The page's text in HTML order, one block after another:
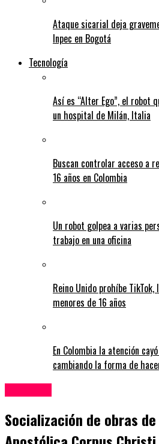
Ataque sicarial deja
Inpec en Bogotá
Tecnología
Así es “Alter Ego”, el robot
un hospital de Milán, Italia
Buscan controlar acceso a
16 años en Colombia
Un robot golpea a varias
trabajo en una oficina
Reino Unido prohíbe TikTok,
menores de 16 años
En Colombia la atención
cambiando la forma de
Socialización de obras